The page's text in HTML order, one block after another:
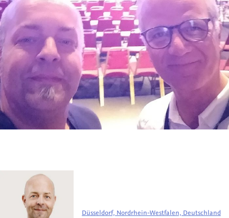
Düsseldorf, Nordrhein-Westfalen, Deutschland